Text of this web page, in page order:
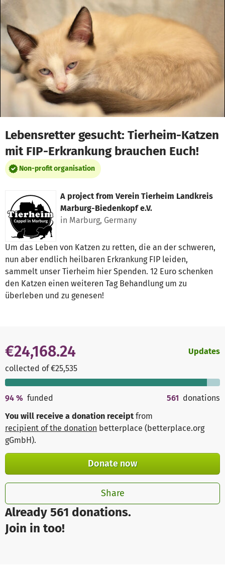
Skip to main content
Show accessibility statement
Lebensretter gesucht: Tierheim-Katzen
mit FIP-Erkrankung brauchen Euch!
Non-profit organisation
A project from Verein Tierheim Landkreis
Marburg-Biedenkopf e.V.
in Marburg, Germany
Um das Leben von Katzen zu retten, die an der schweren,
nun aber endlich heilbaren Erkrankung FIP leiden,
sammelt unser Tierheim hier Spenden. 12 Euro schenken
den Katzen einen weiteren Tag Behandlung um zu
überleben und zu genesen!
Already 561 donations.
Join in too!
€24,168.24
collected of €25,535
Updates
94 % funded 561 donations
You will receive a donation receipt from
recipient of the donation betterplace (betterplace.org
gGmbH).
Donate now
Share